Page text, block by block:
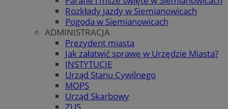
Rozkłady jazdy w Siemianowicach
Pogoda w Siemianowicach
ADMINISTRACJA
Prezydent miasta
Jak załatwić sprawę w Urzędzie Miasta?
INSTYTUCJE
Urząd Stanu Cywilnego
MOPS
Urząd Skarbowy